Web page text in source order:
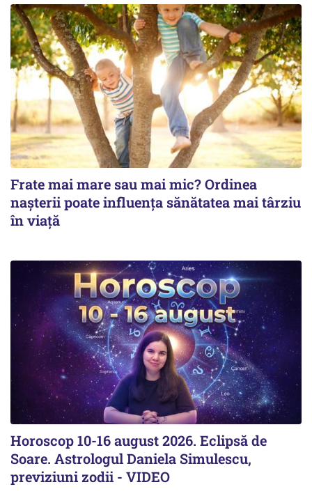
Frate mai mare sau mai mic? Ordinea
nașterii poate influența sănătatea mai târziu
în viață
Horoscop 10-16 august 2026. Eclipsă de
Soare. Astrologul Daniela Simulescu,
previziuni zodii - VIDEO